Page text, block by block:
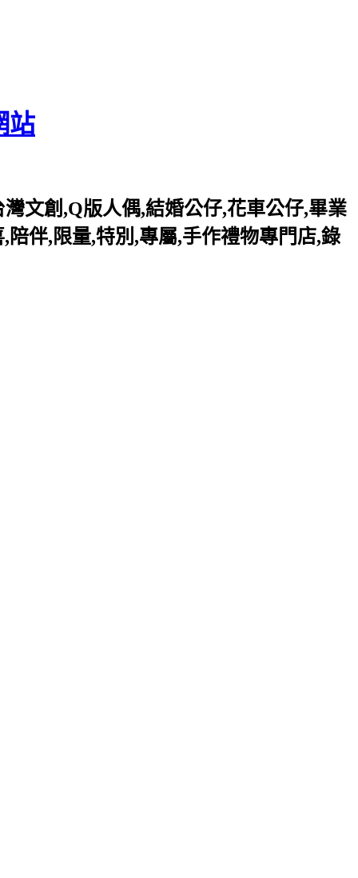
站
文創,Q版人偶,結婚公仔,花車公仔,畢業
伴,限量,特別,專屬,手作禮物專門店,錄